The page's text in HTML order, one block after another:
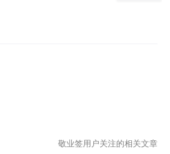
敬业签用户关注的相关文章